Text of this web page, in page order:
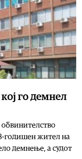
го демнел
обвинителство
годишен жител на
демнење, а судот